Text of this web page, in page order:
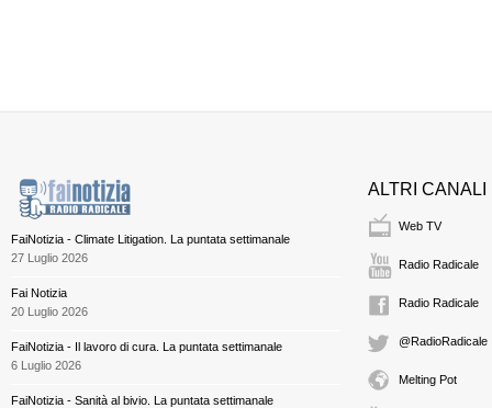
FaiNotizia - Climate Litigation. La puntata settimanale
27 Luglio 2026
Fai Notizia
20 Luglio 2026
FaiNotizia - Il lavoro di cura. La puntata settimanale
6 Luglio 2026
FaiNotizia - Sanità al bivio. La puntata settimanale
ALTRI CANALI
Web TV
Radio Radicale
Radio Radicale
@RadioRadicale
Melting Pot